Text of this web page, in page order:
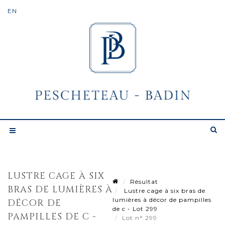
LUSTRE CAGE À SIX
BRAS DE LUMIÈRES À
DÉCOR DE
PAMPILLES DE C -
Résultat
Lustre cage à six bras de
lumières à décor de pampilles
de c - Lot 299
Lot n° 299